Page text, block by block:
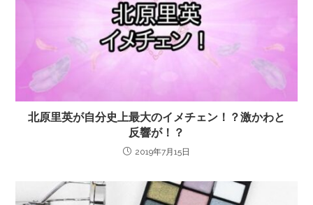
北原里英が自分史上最大のイメチェン！？激かわと
反響が！？
2019年7月15日